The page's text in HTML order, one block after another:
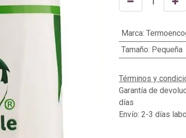
Marca:
Tamaño: Pequeña
Términos y
Garantía de
días
Envío: 2-3 días